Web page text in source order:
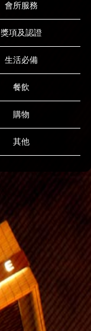
會所服務
獎項及認證
生活必備
餐飲
購物
其他